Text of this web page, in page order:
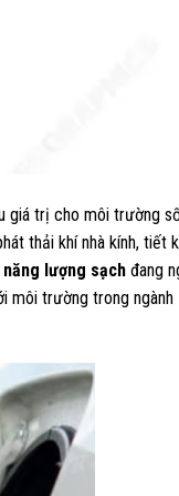
giá trị cho môi trường
thải khí nhà kính, tiết
lượng sạch đang
môi trường trong ngành